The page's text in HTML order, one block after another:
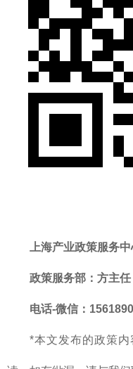
上海产业政策服务
政策服务部 ：方主任
电话-微信：
*本文发布的政策